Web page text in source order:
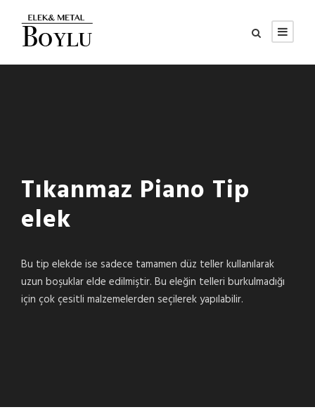
Tıkanmaz Piano Tip
elek
Bu tip elekde ise sadece tamamen düz teller kullanılarak
uzun boşuklar elde edilmiştir. Bu eleğin telleri burkulmadığı
için çok çesitli malzemelerden seçilerek yapılabilir.